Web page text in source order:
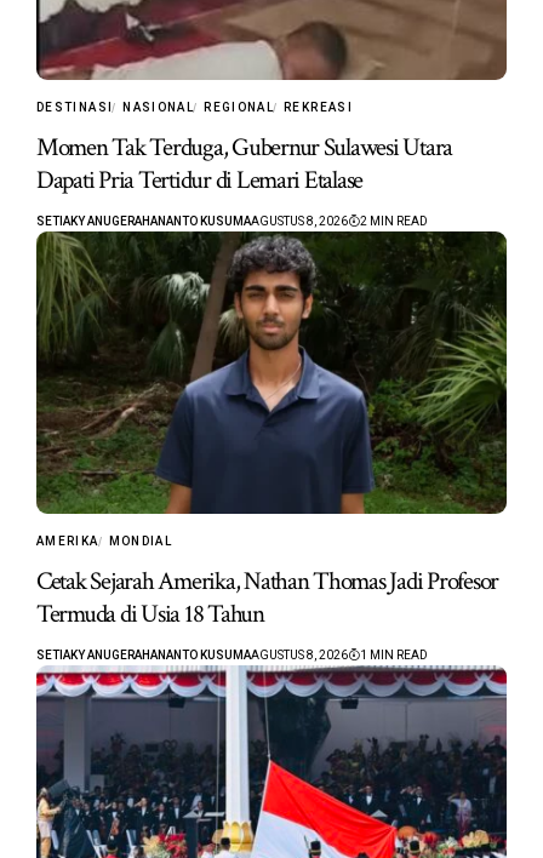
DESTINASI NASIONAL REGIONAL REKREASI
Momen Tak Terduga, Gubernur Sulawesi Utara
Dapati Pria Tertidur di Lemari Etalase
SETIAKY ANUGERAHANANTO KUSUMAAGUSTUS 8, 2026 2 MIN READ
AMERIKA MONDIAL
Cetak Sejarah Amerika, Nathan Thomas Jadi Profesor
Termuda di Usia 18 Tahun
SETIAKY ANUGERAHANANTO KUSUMAAGUSTUS 8, 2026 1 MIN READ